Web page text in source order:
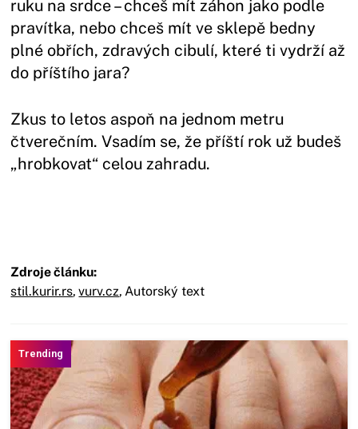
ruku na srdce – chceš mít záhon jako podle
pravítka, nebo chceš mít ve sklepě bedny
plné obřích, zdravých cibulí, které ti vydrží až
do příštího jara?
Zkus to letos aspoň na jednom metru
čtverečním. Vsadím se, že příští rok už budeš
„hrobkovat“ celou zahradu.
Zdroje článku:
stil.kurir.rs, vurv.cz, Autorský text